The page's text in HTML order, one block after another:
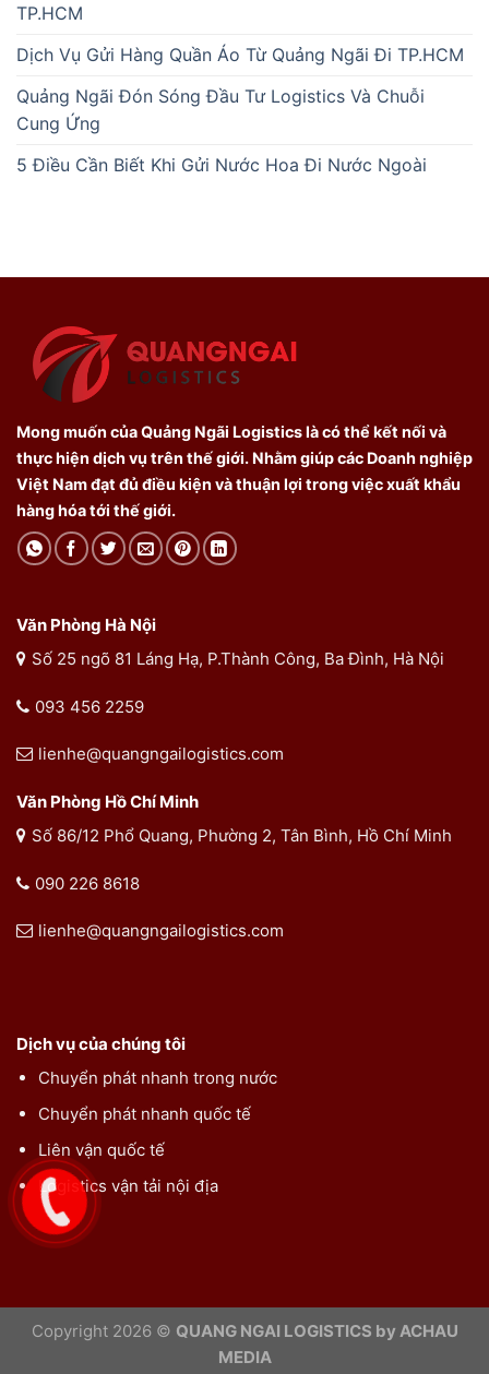
TP.HCM
Dịch Vụ Gửi Hàng Quần Áo Từ Quảng Ngãi Đi TP.HCM
Quảng Ngãi Đón Sóng Đầu Tư Logistics Và Chuỗi
Cung Ứng
5 Điều Cần Biết Khi Gửi Nước Hoa Đi Nước Ngoài
Mong muốn của Quảng Ngãi Logistics là có thể kết nối và
thực hiện dịch vụ trên thế giới. Nhằm giúp các Doanh nghiệp
Việt Nam đạt đủ điều kiện và thuận lợi trong việc xuất khẩu
hàng hóa tới thế giới.
Văn Phòng Hà Nội
Số 25 ngõ 81 Láng Hạ, P.Thành Công, Ba Đình, Hà Nội
093 456 2259
lienhe@quangngailogistics.com
Văn Phòng Hồ Chí Minh
Số 86/12 Phổ Quang, Phường 2, Tân Bình, Hồ Chí Minh
090 226 8618
lienhe@quangngailogistics.com
Dịch vụ của chúng tôi
Chuyển phát nhanh trong nước
Chuyển phát nhanh quốc tế
Liên vận quốc tế
Logistics vận tải nội địa
Copyright 2026 © QUANG NGAI LOGISTICS by ACHAU
MEDIA